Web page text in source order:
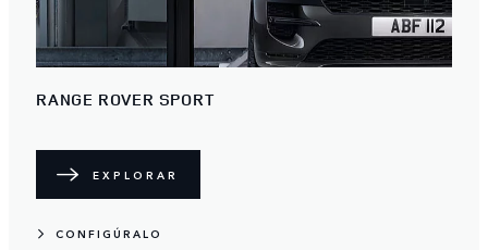
RANGE ROVER SPORT
EXPLORAR
CONFIGÚRALO